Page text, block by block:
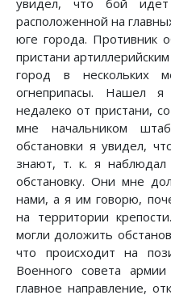
увидел, что бой
расположенной на
юге города. Противник
пристани
город в нескольких
огнеприпасы. Нашел
недалеко от пристани,
мне начальником
обстановки я увидел,
знают, т. к. я
обстановку. Они мне
нами, а я им говорю,
на территории
могли доложить
что происходит на
Военного совета
главное направление,